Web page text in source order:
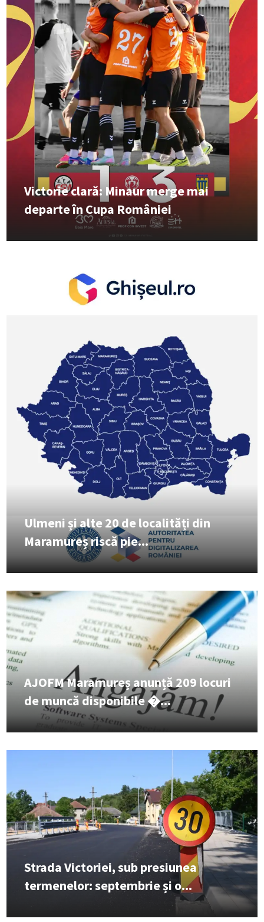
Victorie clară: Minaur merge mai
departe în Cupa României
Ulmeni și alte 20 de localități din
Maramureș riscă pie...
AJOFM Maramureș anunță 209 locuri
de muncă disponibile �...
Strada Victoriei, sub presiunea
termenelor: septembrie și o...